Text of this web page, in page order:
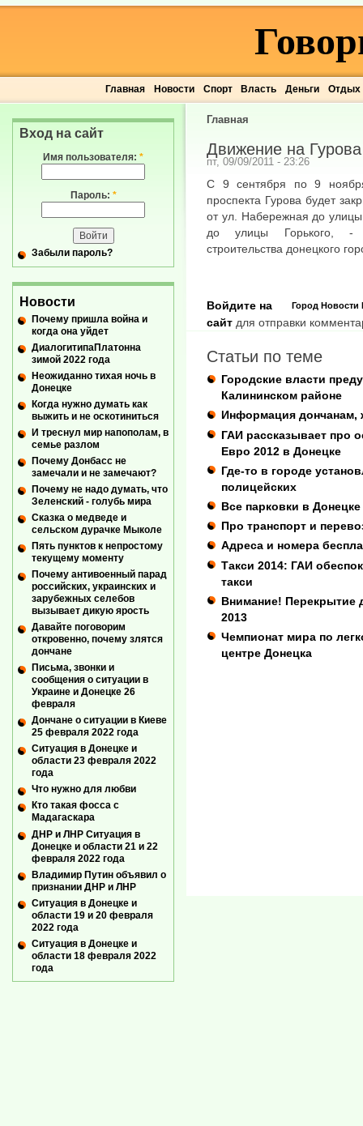
Главная Новости Спорт Власть Деньги Отдых
Главная
Движение на
пт, 09/09/2011 - 23:26
С 9 сентября по 9
проспекта Гурова будет
от ул. Набережная до
до улицы Горького, -
строительства донецкого
Город Новости
Войдите на
сайт для отправки
Статьи по теме
Городские власти
Калининском районе
Информация дончанам,
ГАИ рассказывает про
Евро 2012 в Донецке
Где-то в городе
полицейских
Все парковки в
Про транспорт и
Адреса и номера
Такси 2014: ГАИ
такси
Внимание! Перекрытие
2013
Чемпионат мира по
центре Донецка
Вход на сайт
Имя пользователя: *
Пароль: *
Забыли пароль?
Новости
Почему пришла война и
когда она уйдет
ДиалогитипаПлатонна
зимой 2022 года
Неожиданно тихая ночь в
Донецке
Когда нужно думать как
выжить и не оскотиниться
И треснул мир напополам, в
семье разлом
Почему Донбасс не
замечали и не замечают?
Почему не надо думать, что
Зеленский - голубь мира
Сказка о медведе и
сельском дурачке Мыколе
Пять пунктов к непростому
текущему моменту
Почему антивоенный парад
российских, украинских и
зарубежных селебов
вызывает дикую ярость
Давайте поговорим
откровенно, почему злятся
дончане
Письма, звонки и
сообщения о ситуации в
Украине и Донецке 26
февраля
Дончане о ситуации в Киеве
25 февраля 2022 года
Ситуация в Донецке и
области 23 февраля 2022
года
Что нужно для любви
Кто такая фосса с
Мадагаскара
ДНР и ЛНР Ситуация в
Донецке и области 21 и 22
февраля 2022 года
Владимир Путин объявил о
признании ДНР и ЛНР
Ситуация в Донецке и
области 19 и 20 февраля
2022 года
Ситуация в Донецке и
области 18 февраля 2022
года